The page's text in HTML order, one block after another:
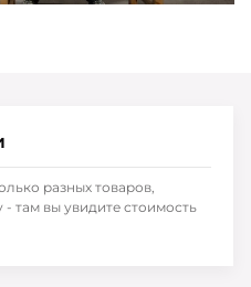
разных товаров,
- там вы увидите стоимость